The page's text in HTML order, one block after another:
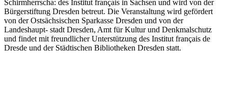
Schirmherrscha: des Institut français in Sachsen und wird von der
Bürgerstiftung Dresden betreut. Die Veranstaltung wird gefördert
von der Ostsächsischen Sparkasse Dresden und von der
Landeshaupt- stadt Dresden, Amt für Kultur und Denkmalschutz
und findet mit freundlicher Unterstützung des Institut français de
Dresde und der Städtischen Bibliotheken Dresden statt.